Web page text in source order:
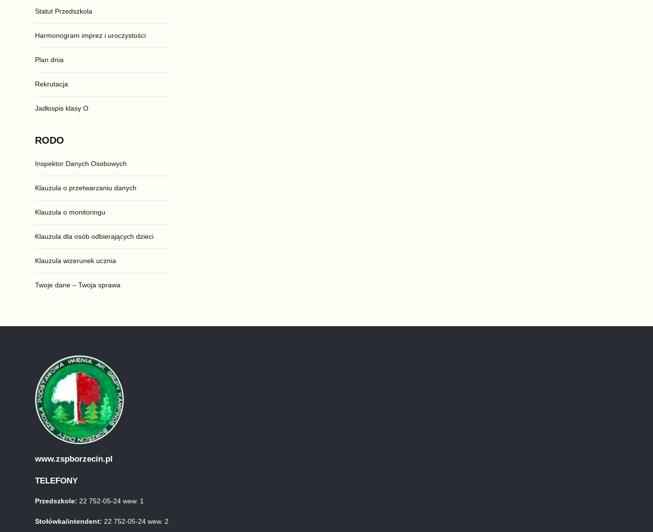
Statut Przedszkola
Harmonogram imprez i uroczystości
Plan dnia
Rekrutacja
Jadłospis klasy O
RODO
Inspektor Danych Osobowych
Klauzula o przetwarzaniu danych
Klauzula o monitoringu
Klauzula dla osób odbierających dzieci
Klauzula wizerunek ucznia
Twoje dane – Twoja sprawa
www.zspborzecin.pl
TELEFONY
Przedszkole: 22 752-05-24 wew. 1
Stołówka/intendent: 22 752-05-24 wew. 2